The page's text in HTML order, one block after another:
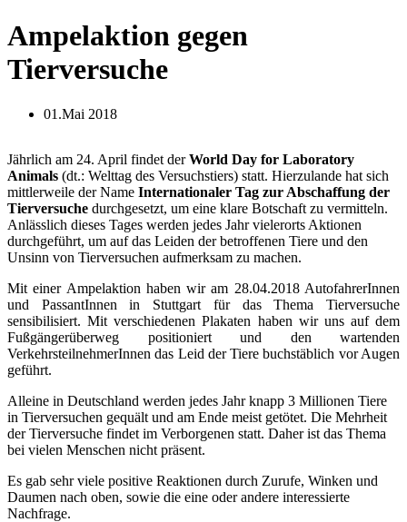
Ampelaktion gegen
Tierversuche
01.Mai 2018
Jährlich am 24. April findet derWorld Day for Laboratory
Animals (dt.: Welttag des Versuchstiers) statt. Hierzulande hat sich
mittlerweile der Name Internationaler Tag zur Abschaffung der
Tierversuche durchgesetzt, um eine klare Botschaft zu vermitteln.
Anlässlich dieses Tages werden jedes Jahr vielerorts Aktionen
durchgeführt, um auf das Leiden der betroffenen Tiere und den
Unsinn von Tierversuchen aufmerksam zu machen.
Mit einer Ampelaktion haben wir am 28.04.2018 AutofahrerInnen
und PassantInnen in Stuttgart für das Thema Tierversuche
sensibilisiert. Mit verschiedenen Plakaten haben wir uns auf dem
Fußgängerüberweg positioniert und den wartenden
VerkehrsteilnehmerInnen das Leid der Tiere buchstäblich vor Augen
geführt.
Alleine in Deutschland werden jedes Jahr knapp 3 Millionen Tiere
in Tierversuchen gequält und am Ende meist getötet. Die Mehrheit
der Tierversuche findet im Verborgenen statt. Daher ist das Thema
bei vielen Menschen nicht präsent.
Es gab sehr viele positive Reaktionen durch Zurufe, Winken und
Daumen nach oben, sowie die eine oder andere interessierte
Nachfrage.